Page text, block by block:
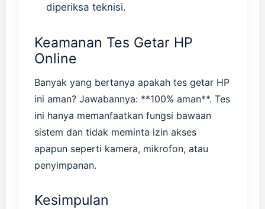
diperiksa teknisi.
Keamanan Tes Getar HP
Online
Banyak yang bertanya apakah tes getar HP
ini aman? Jawabannya: **100% aman**. Tes
ini hanya memanfaatkan fungsi bawaan
sistem dan tidak meminta izin akses
apapun seperti kamera, mikrofon, atau
penyimpanan.
Kesimpulan